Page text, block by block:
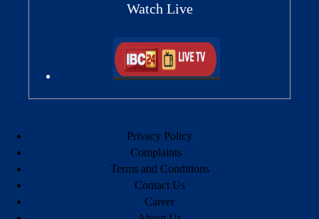
Watch Live
Privacy Policy
Complaints
Terms and Conditions
Contact Us
Career